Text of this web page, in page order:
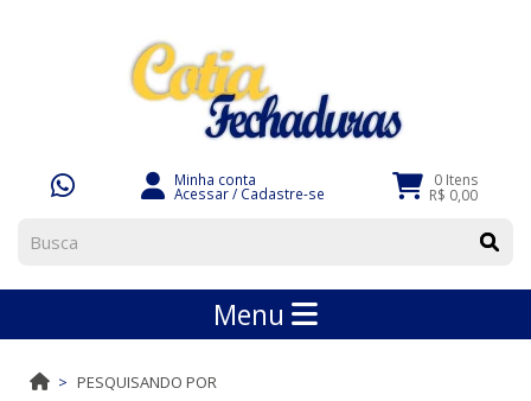
Minha conta
Acessar/ Cadastre-se
0 Itens
R$ 0,00
Menu
PESQUISANDO POR